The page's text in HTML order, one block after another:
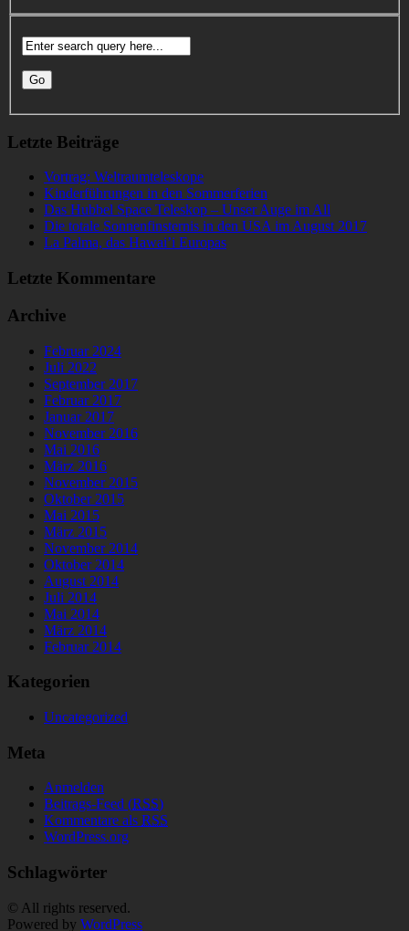
Letzte Beiträge
Vortrag: Weltraumteleskope
Kinderführungen in den Sommerferien
Das Hubbel Space Teleskop – Unser Auge im All
Die totale Sonnenfinsternis in den USA im August 2017
La Palma, das Hawai’i Europas
Letzte Kommentare
Archive
Februar 2024
Juli 2022
September 2017
Februar 2017
Januar 2017
November 2016
Mai 2016
März 2016
November 2015
Oktober 2015
Mai 2015
März 2015
November 2014
Oktober 2014
August 2014
Juli 2014
Mai 2014
März 2014
Februar 2014
Kategorien
Uncategorized
Meta
Anmelden
Beitrags-Feed (RSS)
Kommentare als RSS
WordPress.org
Schlagwörter
© All rights reserved.
Powered by WordPress